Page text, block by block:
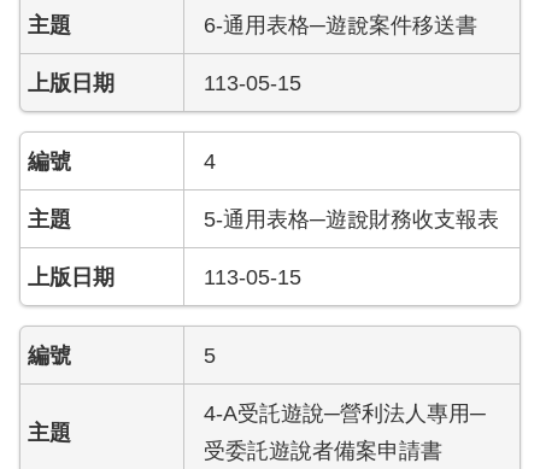
府
資
訊
公
文
公
開
專
區
統
資
6-通用表格─遊說案件移送書
113-05-15
4
5-通用表格─遊說財務收支報表
113-05-15
5
4-A受託遊說─營利法人專用─
受委託遊說者備案申請書